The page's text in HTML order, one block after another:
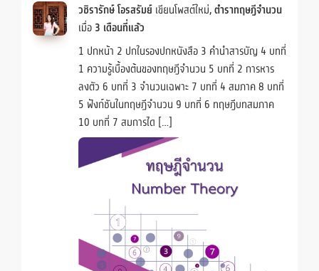
วชิรารักษ์ โอรสรัมย์ เขียนโพสต์ใหม่,ตำราทฤษฎีจำนวน
เมื่อ 3 เดือนที่แล้ว
1 ปกหน้า 2 ปกในรองปกหนังสือ 3 คำนำสารบัญ 4 บทที่
1 ความรู้เบื้องต้นของทฤษฎีจำนวน 5 บทที่ 2 การหาร
ลงตัว 6 บทที่ 3 จำนวนเฉพาะ 7 บทที่ 4 สมภาค 8 บทที่
5 ฟังก์ชันในทฤษฏีจำนวน 9 บทที่ 6 ทฤษฎีบทสมภาค
10 บทที่ 7 สมการได […]